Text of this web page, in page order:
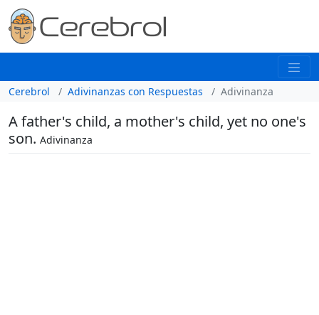
Cerebrol Adivinanzas con Respuestas Adivinanza
A father's child, a mother's child, yet no one's
son. Adivinanza